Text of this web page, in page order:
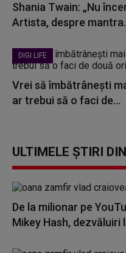
Shania Twain: „Nu
Artista, despre
DIGI LIFE
Vrei să îmbătrânești
ar trebui să o faci de...
ULTIMELE ȘTIRI
De la milionar pe
Mikey Hash, dezvăluiri